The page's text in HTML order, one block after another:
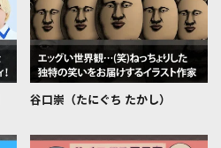
谷口崇（たにぐち たかし）